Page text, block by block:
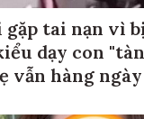
tai nạn vì
dạy con
vẫn hàng